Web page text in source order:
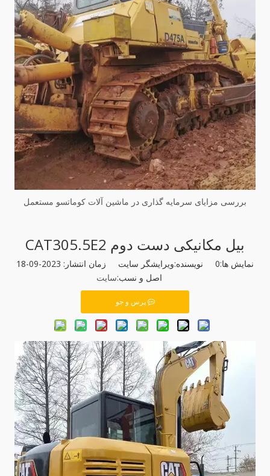
بررسی مزایای سرمایه گذاری در ماشین آلات کوماتسو مستعمل
بیل مکانیکی دست دوم CAT305.5E2
نمایش ها:0
نویسنده:ویرایشگر سایت زمان انتشار: 2023-09-18
اصل و نسب:سایت
پرس و جو